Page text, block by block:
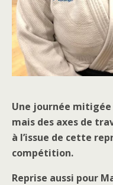
Une journée mitigée
mais des axes de
à l’issue de cette
compétition.
Reprise aussi pour